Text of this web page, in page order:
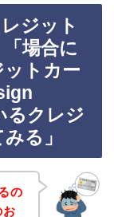
ジット
場合に
トカー
るクレジ
る」
の